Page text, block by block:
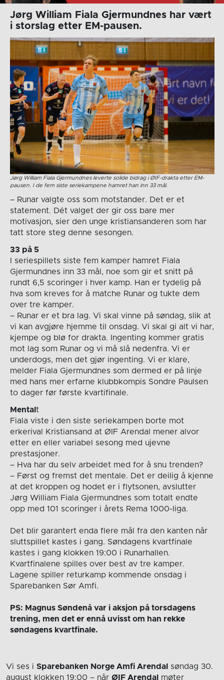
Jørg William Fiala Gjermundnes har vært
i storslag etter EM-pausen.
Jørg William Fiala Gjermundnes leverte solide bidrag i ØIF-drakta etter EM-
pausen. I de fem siste seriekampene hamret han inn 33 mål.
– Runar valgte oss som motstander. Det er et
statement. Dét valget der gir oss bare mer
motivasjon, sier den unge kristiansanderen som har
tatt store steg denne sesongen.
33 på 5
I seriespillets siste fem kamper hamret Fiala
Gjermundnes inn 33 mål, noe som gir et snitt på
rundt 6,5 scoringer i hver kamp. Han er tydelig på
hva som kreves for å matche Runar og tukte dem
over tre kamper.
– Runar er et bra lag. Vi skal vinne på søndag, slik at
vi kan avgjøre hjemme til onsdag. Vi skal gi alt vi har,
kjempe og blø for drakta. Ingenting kommer gratis
mot lag som Runar og vi må slå nedenfra. Vi er
underdogs, men det gjør ingenting. Vi er klare,
melder Fiala Gjermundnes som dermed er på linje
med hans mer erfarne klubbkompis Sondre Paulsen
to dager før første kvartifinale.
Mental t
Fiala viste i den siste seriekampen borte mot
erkerival Kristiansand at ØIF Arendal mener alvor
etter en eller variabel sesong med ujevne
prestasjoner.
– Hva har du selv arbeidet med for å snu trenden?
– Først og fremst det mentale. Det er deilig å kjenne
at det kroppen og hodet er i flytsonen, avslutter
Jørg William Fiala Gjermundnes som totalt endte
opp med 101 scoringer i årets Rema 1000-liga.
Det blir garantert enda flere mål fra den kanten når
sluttspillet kastes i gang. Søndagens kvartfinale
kastes i gang klokken 19:00 i Runarhallen.
Kvartfinalene spilles over best av tre kamper.
Lagene spiller returkamp kommende onsdag i
Sparebanken Sør Amfi.
PS: Magnus Søndenå var i aksjon på torsdagens
trening, men det er ennå uvisst om han rekke
søndagens kvartfinale.
Vi ses i Sparebanken Norge Amfi Arendal
søndag 30.
august klokken 19:00 – når ØIF Arendal møter